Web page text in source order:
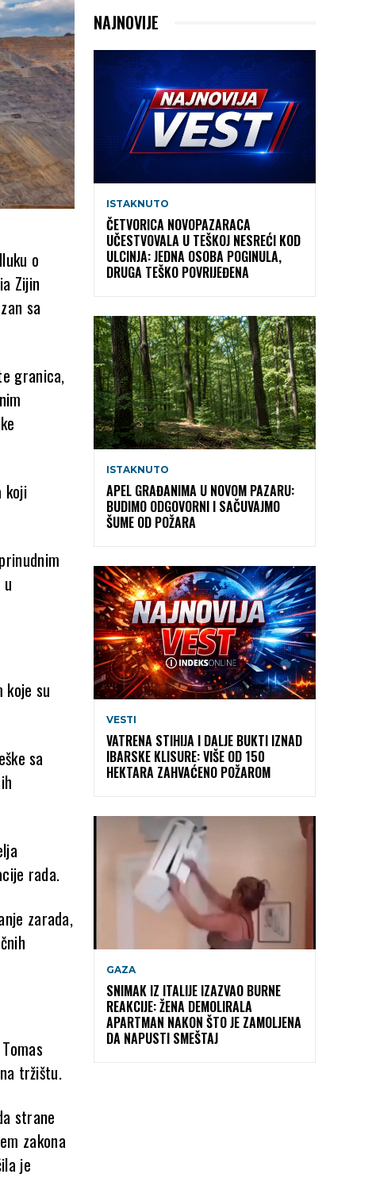
o
Zijin
sa
granica,
koji
koje su
sa
rada.
zarada,
tržištu.
strane
zakona
je
NAJNOVIJE
ISTAKNUTO
ČETVORICA NOVOPAZARACA
UČESTVOVALA U TEŠKOJ NESREĆI KOD
ULCINJA: JEDNA OSOBA POGINULA,
DRUGA TEŠKO POVRIJEĐENA
ISTAKNUTO
APEL GRAĐANIMA U NOVOM PAZARU:
BUDIMO ODGOVORNI I SAČUVAJMO
ŠUME OD POŽARA
VESTI
VATRENA STIHIJA I DALJE BUKTI IZNAD
IBARSKE KLISURE: VIŠE OD 150
HEKTARA ZAHVAĆENO POŽAROM
GAZA
SNIMAK IZ ITALIJE IZAZVAO BURNE
REAKCIJE: ŽENA DEMOLIRALA
APARTMAN NAKON ŠTO JE ZAMOLJENA
DA NAPUSTI SMEŠTAJ